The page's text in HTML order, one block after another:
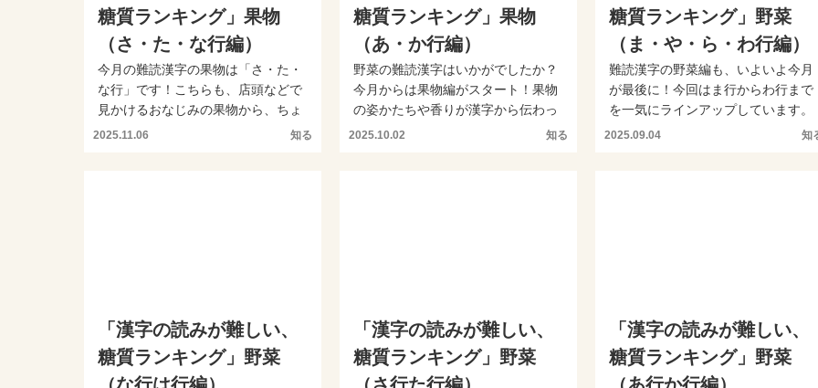
糖質ランキング」果物
（さ・た・な行編）
今月の難読漢字の果物は「さ・た・
な行」です！こちらも、店頭などで
見かけるおなじみの果物から、ちょ
っと珍しい果物までがラン...
2025.11.06 知る
糖質ランキング」果物
（あ・か行編）
野菜の難読漢字はいかがでしたか？
今月からは果物編がスタート！果物
の姿かたちや香りが漢字から伝わっ
てくるようです。店頭でも...
2025.10.02 知る
糖質ランキング」野菜
（ま・や・ら・わ行編）
難読漢字の野菜編も、いよいよ今月
が最後に！今回はま行からわ行まで
を一気にラインアップしています。
薬味でよく見るあの野菜か...
2025.09.04 知
「漢字の読みが難しい、
糖質ランキング」野菜
「漢字の読みが難しい、
糖質ランキング」野菜
「漢字の読みが難しい、
糖質ランキング」野菜